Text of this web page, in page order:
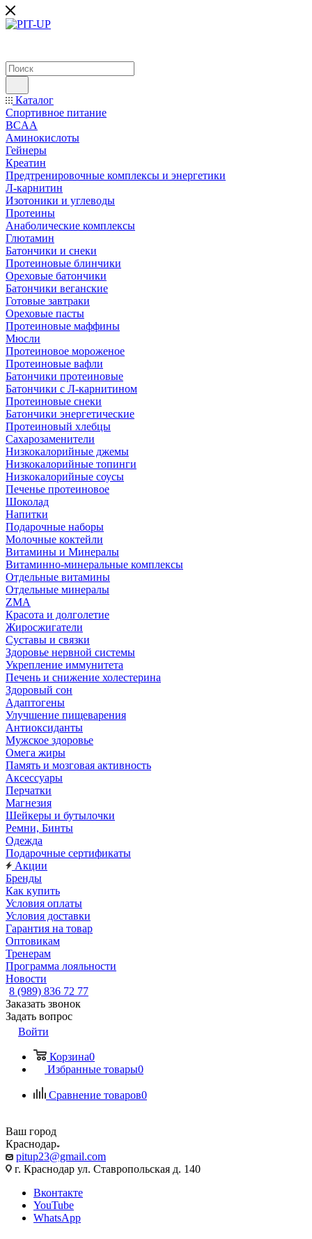
Каталог
Спортивное питание
BCAA
Аминокислоты
Гейнеры
Креатин
Предтренировочные комплексы и энергетики
Л-карнитин
Изотоники и углеводы
Протеины
Анаболические комплексы
Глютамин
Батончики и снеки
Протеиновые блинчики
Ореховые батончики
Батончики веганские
Готовые завтраки
Ореховые пасты
Протеиновые маффины
Мюсли
Протеиновое мороженое
Протеиновые вафли
Батончики протеиновые
Батончики с Л-карнитином
Протеиновые снеки
Батончики энергетические
Протеиновый хлебцы
Сахарозаменители
Низкокалорийные джемы
Низкокалорийные топинги
Низкокалорийные соусы
Печенье протеиновое
Шоколад
Напитки
Подарочные наборы
Молочные коктейли
Витамины и Минералы
Витаминно-минеральные комплексы
Отдельные витамины
Отдельные минералы
ZMA
Красота и долголетие
Жиросжигатели
Суставы и связки
Здоровье нервной системы
Укрепление иммунитета
Печень и снижение холестерина
Здоровый сон
Адаптогены
Улучшение пищеварения
Антиоксиданты
Мужское здоровье
Омега жиры
Память и мозговая активность
Аксессуары
Перчатки
Магнезия
Шейкеры и бутылочки
Ремни, Бинты
Одежда
Подарочные сертификаты
Акции
Бренды
Как купить
Условия оплаты
Условия доставки
Гарантия на товар
Оптовикам
Тренерам
Программа лояльности
Новости
8 (989) 836 72 77
Заказать звонок
Задать вопрос
Войти
Корзина0
Избранные товары0
Сравнение товаров0
Ваш город
Краснодар
pitup23@gmail.com
г. Краснодар ул. Ставропольская д. 140
Вконтакте
YouTube
WhatsApp